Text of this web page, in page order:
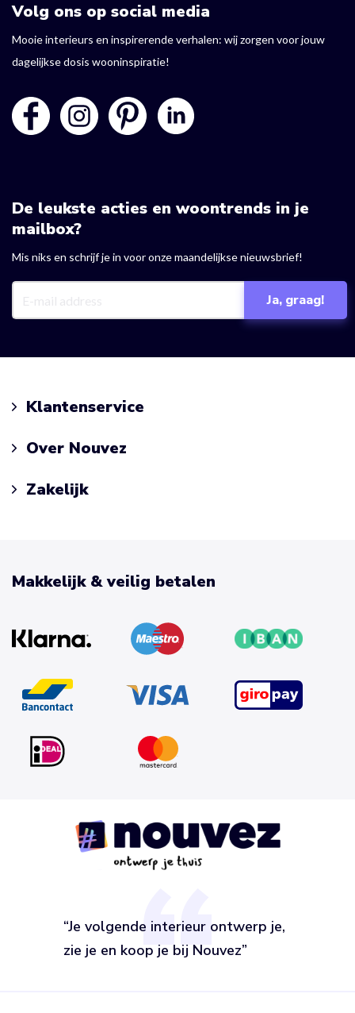
Volg ons op social media
Mooie interieurs en inspirerende verhalen: wij zorgen voor jouw
dagelijkse dosis wooninspiratie!
De leukste acties en woontrends in je
mailbox?
Mis niks en schrijf je in voor onze maandelijkse nieuwsbrief!
Klantenservice
Over Nouvez
Zakelijk
“Je volgende interieur ontwerp je,
zie je en koop je bij Nouvez”
Makkelijk & veilig betalen